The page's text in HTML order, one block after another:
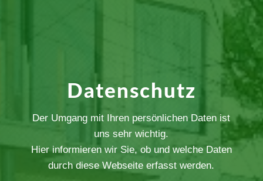
Datenschutz
Der Umgang mit Ihren persönlichen Daten ist
uns sehr wichtig.
Hier informieren wir Sie, ob und welche Daten
durch diese Webseite erfasst werden.